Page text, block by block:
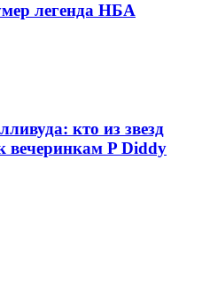
легенда НБА
кто из звезд
вечеринкам P Diddy